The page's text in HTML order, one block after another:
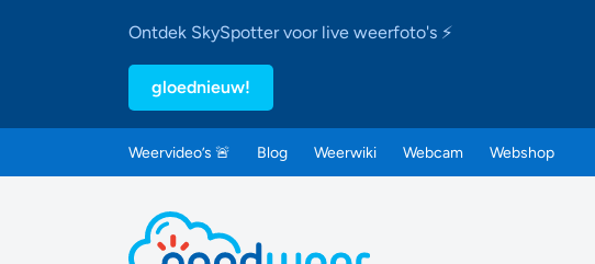
Ontdek SkySpotter voor live weerfoto's ⚡
gloednieuw!
Weervideo’s 🚨 Blog Weerwiki Webcam Webshop